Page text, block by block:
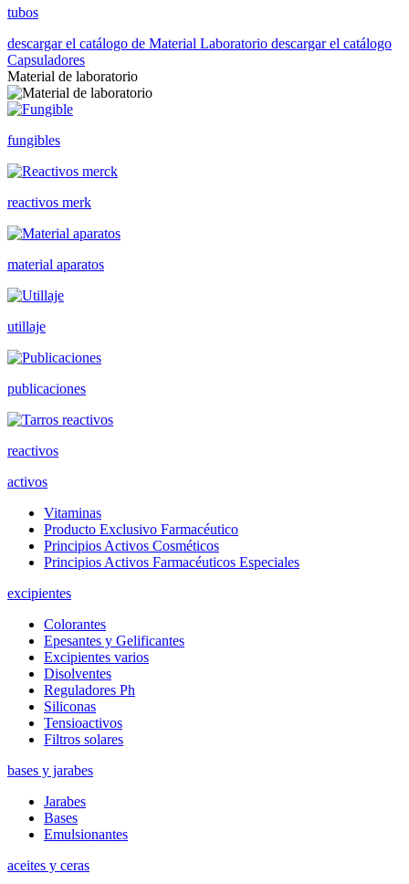
tubos
descargar el catálogo de Material Laboratorio descargar el catálogo
Capsuladores
Material de laboratorio
fungibles
reactivos merk
material aparatos
utillaje
publicaciones
reactivos
activos
Vitaminas
Producto Exclusivo Farmacéutico
Principios Activos Cosméticos
Principios Activos Farmacéuticos Especiales
excipientes
Colorantes
Epesantes y Gelificantes
Excipientes varios
Disolventes
Reguladores Ph
Siliconas
Tensioactivos
Filtros solares
bases y jarabes
Jarabes
Bases
Emulsionantes
aceites y ceras